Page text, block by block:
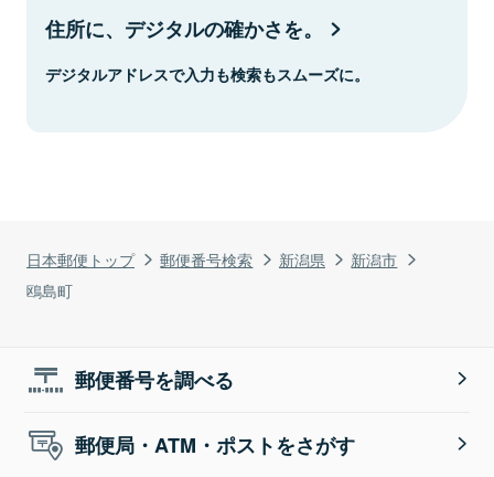
日本郵便トップ 郵便番号検索 新潟県
新潟市
鴎島町
住所に、デジタルの確かさを。
デジタルアドレスで入力も検索もスムーズに。
郵便番号を調べる
郵便局・ATM・ポストをさがす